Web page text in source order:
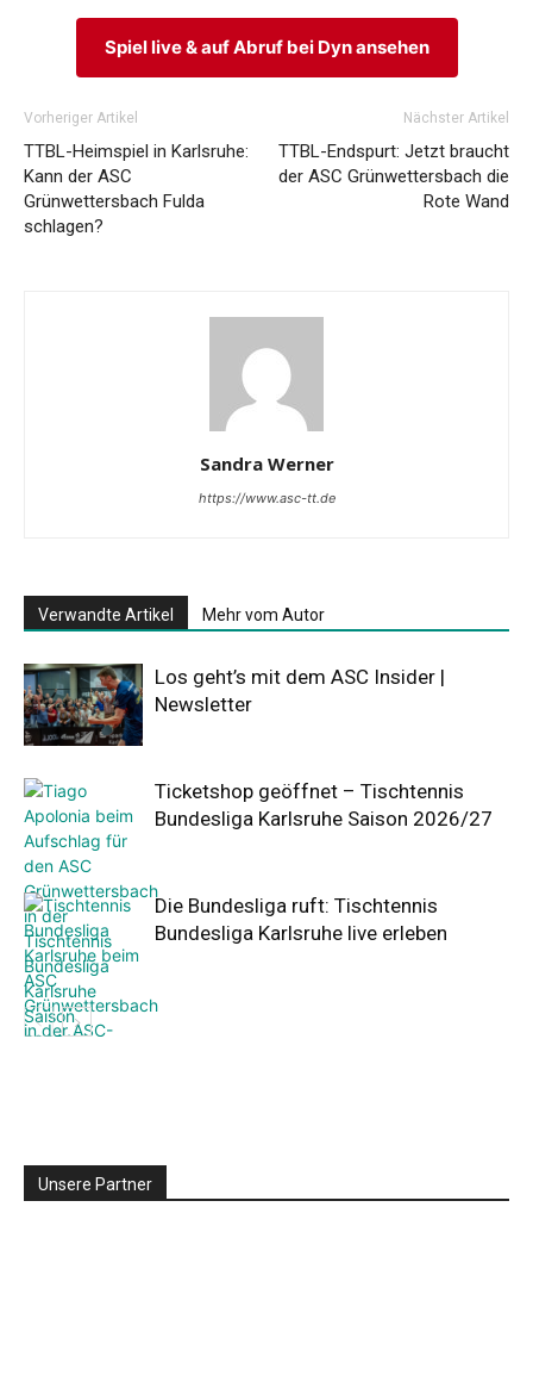
Spiel live & auf Abruf bei Dyn ansehen
Vorheriger Artikel
TTBL-Heimspiel in Karlsruhe:
Kann der ASC
Grünwettersbach Fulda
schlagen?
Nächster Artikel
TTBL-Endspurt: Jetzt braucht
der ASC Grünwettersbach die
Rote Wand
Sandra Werner
https://www.asc-tt.de
Verwandte Artikel Mehr vom Autor
Los geht’s mit dem ASC Insider |
Newsletter
Ticketshop geöffnet – Tischtennis
Bundesliga Karlsruhe Saison 2026/27
Die Bundesliga ruft: Tischtennis
Bundesliga Karlsruhe live erleben
Unsere Partner